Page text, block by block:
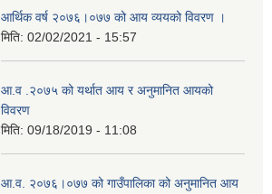
आर्थिक वर्ष २०७६।०७७ को आय व्ययको विवरण ।
मिति: 02/02/2021 - 15:57
आ.व .२०७५ को यर्थात आय र अनुमानित आयको
विवरण
मिति: 09/18/2019 - 11:08
आ.व. २०७६।०७७ को गाउँपालिका को अनुमानित आय